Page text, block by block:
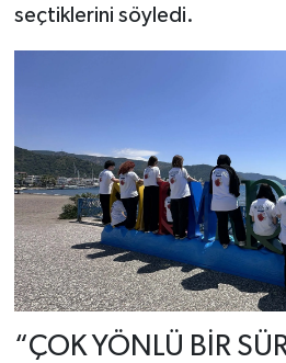
seçtiklerini söyledi.
“ÇOK YÖNLÜ BİR